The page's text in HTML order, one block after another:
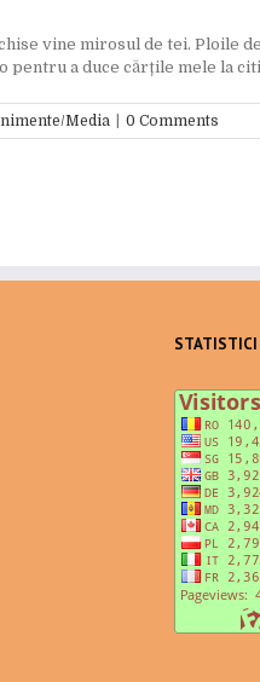
vine mirosul de tei. Ploile
a duce cărțile mele la
Media 0 Comments
STATISTICI